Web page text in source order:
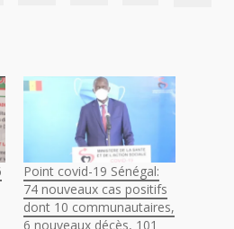
Point covid-19 Sénégal:
74 nouveaux cas positifs
dont 10 communautaires,
6 nouveaux décès, 101